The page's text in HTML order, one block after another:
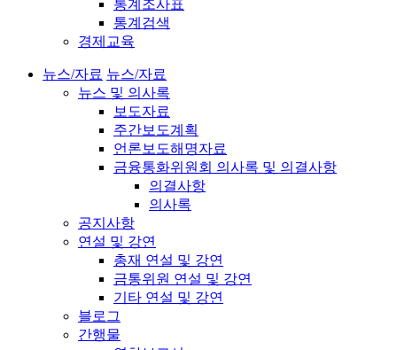
통계조사표
통계검색
경제교육
뉴스/자료 뉴스/자료
뉴스 및 의사록
보도자료
주간보도계획
언론보도해명자료
금융통화위원회 의사록 및 의결사항
의결사항
의사록
공지사항
연설 및 강연
총재 연설 및 강연
금통위원 연설 및 강연
기타 연설 및 강연
블로그
간행물